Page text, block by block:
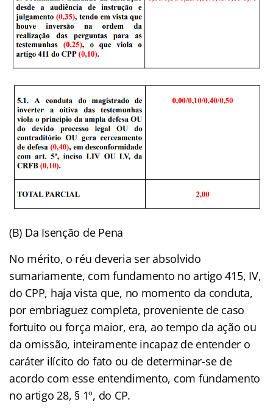
(B) Da Isenção de Pena
No mérito, o réu deveria ser absolvido
sumariamente, com fundamento no artigo 415, IV,
do CPP, haja vista que, no momento da conduta,
por embriaguez completa, proveniente de caso
fortuito ou força maior, era, ao tempo da ação ou
da omissão, inteiramente incapaz de entender o
caráter ilícito do fato ou de determinar-se de
acordo com esse entendimento, com fundamento
no artigo 28, § 1º, do CP.